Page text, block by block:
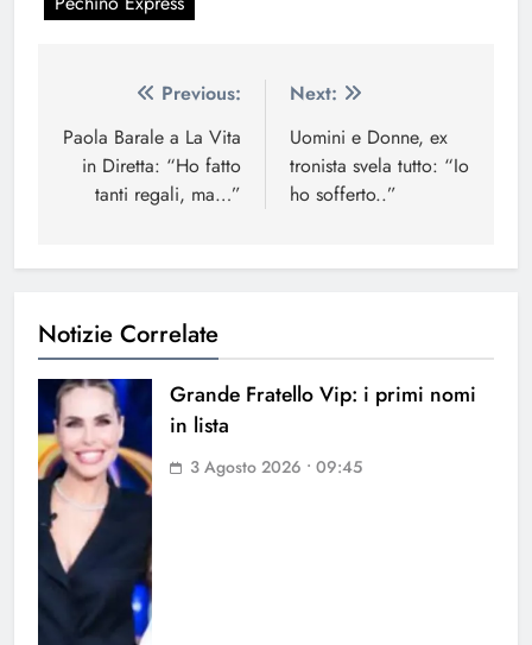
Navigazione
articoli
Previous:
Paola Barale a La Vita
in Diretta: “Ho fatto
tanti regali, ma…”
Next:
Uomini e Donne, ex
tronista svela tutto: “Io
ho sofferto..”
Notizie Correlate
Grande Fratello Vip: i primi nomi
in lista
3 Agosto 2026 • 09:45